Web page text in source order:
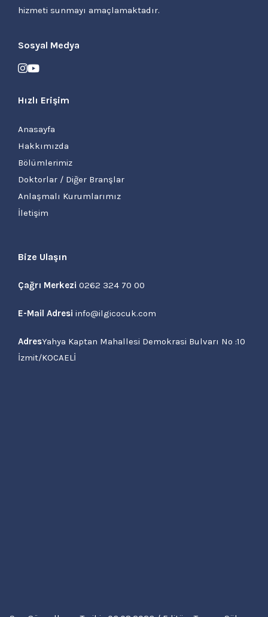
hizmeti sunmayı amaçlamaktadır.
Sosyal Medya
Hızlı Erişim
Anasayfa
Hakkımızda
Bölümlerimiz
Doktorlar / Diğer Branşlar
Anlaşmalı Kurumlarımız
İletişim
Bize Ulaşın
Çağrı Merkezi 0262 324 70 00
E-Mail Adresi info@ilgicocuk.com
AdresYahya Kaptan Mahallesi Demokrasi Bulvarı No :10
İzmit/KOCAELİ